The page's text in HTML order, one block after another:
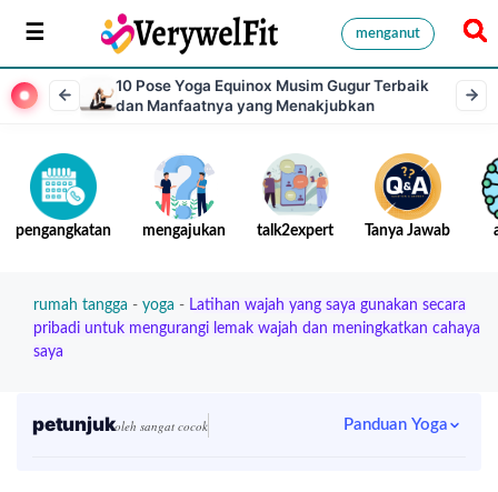
menganut
10 Pose Yoga Equinox Musim Gugur Terbaik
dan Manfaatnya yang Menakjubkan
pengangkatan mengajukan talk2expert Tanya Jawab
rumah tangga - yoga - Latihan wajah yang saya gunakan secara
pribadi untuk mengurangi lemak wajah dan meningkatkan cahaya
saya
petunjukoleh sangat cocok Panduan Yoga